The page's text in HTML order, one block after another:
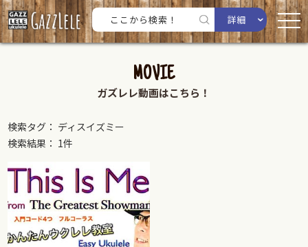
詳細
MOVIE
ガズレレ動画はこちら！
検索タグ： ディスイズミー
検索結果： 1件